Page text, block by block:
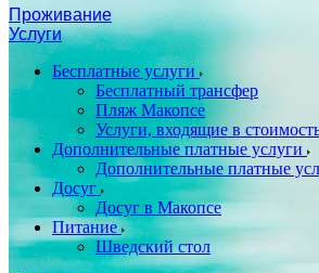
Проживание
Услуги
Бесплатные услуги
Бесплатный трансфер
Пляж Макопсе
Услуги, входящие в
Дополнительные платные услуги
Дополнительные платные
Досуг
Досуг в Макопсе
Питание
Шведский стол